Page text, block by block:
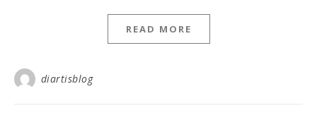
READ MORE
diartisblog